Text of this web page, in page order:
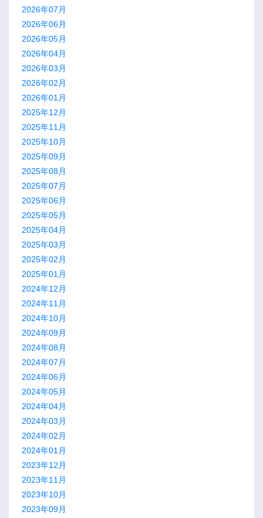
2026年07月
2026年06月
2026年05月
2026年04月
2026年03月
2026年02月
2026年01月
2025年12月
2025年11月
2025年10月
2025年09月
2025年08月
2025年07月
2025年06月
2025年05月
2025年04月
2025年03月
2025年02月
2025年01月
2024年12月
2024年11月
2024年10月
2024年09月
2024年08月
2024年07月
2024年06月
2024年05月
2024年04月
2024年03月
2024年02月
2024年01月
2023年12月
2023年11月
2023年10月
2023年09月